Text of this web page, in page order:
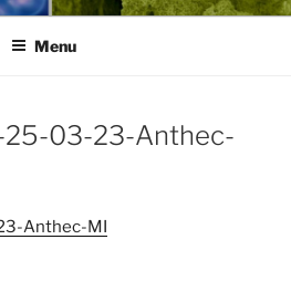
Menu
25-03-23-Anthec-
Anthec-MI